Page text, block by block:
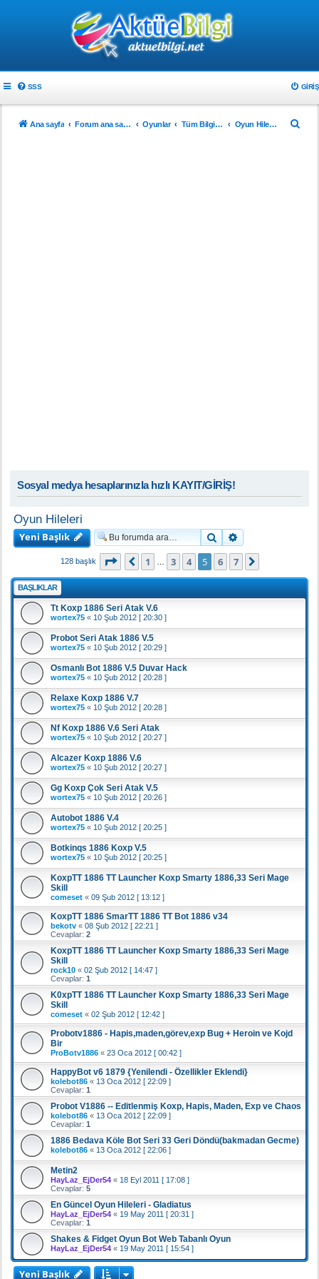
SSS GIRIŞ
Ana sayfa Forum ana sayfa Oyunlar Tüm Bilgisayar Oyunları Oyun Hileleri
Sosyal medya hesaplarınızla hızlı KAYIT/GİRİŞ!
Oyun Hileleri
Yeni Başlık
Ara
128 başlık 5 . sayfa (Toplam sayfa)
Önceki
1 3 4 5 6 7
BAŞLIKLAR
Tt Koxp 1886 Seri Atak V.6
wortex75 « 10 Şub 2012 [ 20:30 ]
Probot Seri Atak 1886 V.5
wortex75 « 10 Şub 2012 [ 20:29 ]
Osmanlı Bot 1886 V.5 Duvar Hack
wortex75 « 10 Şub 2012 [ 20:28 ]
Relaxe Koxp 1886 V.7
wortex75 « 10 Şub 2012 [ 20:28 ]
Nf Koxp 1886 V.6 Seri Atak
wortex75 « 10 Şub 2012 [ 20:27 ]
Alcazer Koxp 1886 V.6
wortex75 « 10 Şub 2012 [ 20:27 ]
Gg Koxp Çok Seri Atak V.5
wortex75 « 10 Şub 2012 [ 20:26 ]
Autobot 1886 V.4
wortex75 « 10 Şub 2012 [ 20:25 ]
Botkinqs 1886 Koxp V.5
wortex75 « 10 Şub 2012 [ 20:25 ]
KoxpTT 1886 TT Launcher Koxp Smarty 1886,33 Seri Mage
Skill
comeset « 09 Şub 2012 [ 13:12 ]
KoxpTT 1886 SmarTT 1886 TT Bot 1886 v34
bekotv « 08 Şub 2012 [ 22:21 ]
Cevaplar: 2
KoxpTT 1886 TT Launcher Koxp Smarty 1886,33 Seri Mage
Skill
rock10 « 02 Şub 2012 [ 14:47 ]
Cevaplar: 1
K0xpTT 1886 TT Launcher Koxp Smarty 1886,33 Seri Mage
Skill
comeset « 02 Şub 2012 [ 12:42 ]
Probotv1886 - Hapis,maden,görev,exp Bug + Heroin ve Kojd
Bir
ProBotv1886 « 23 Oca 2012 [ 00:42 ]
HappyBot v6 1879 {Yenilendi - Özellikler Eklendi}
kolebot86 « 13 Oca 2012 [ 22:09 ]
Cevaplar: 1
Probot V1886 -- Editlenmiş Koxp, Hapis, Maden, Exp ve Chaos
kolebot86 « 13 Oca 2012 [ 22:09 ]
Cevaplar: 1
1886 Bedava Köle Bot Seri 33 Geri Döndü(bakmadan Gecme)
kolebot86 « 13 Oca 2012 [ 22:06 ]
Metin2
HayLaz_EjDer54 « 18 Eyl 2011 [ 17:08 ]
Cevaplar: 5
En Güncel Oyun Hileleri - Gladiatus
HayLaz_EjDer54 « 19 May 2011 [ 20:31 ]
Cevaplar: 1
Shakes & Fidget Oyun Bot Web Tabanlı Oyun
HayLaz_EjDer54 « 19 May 2011 [ 15:54 ]
Yeni Başlık